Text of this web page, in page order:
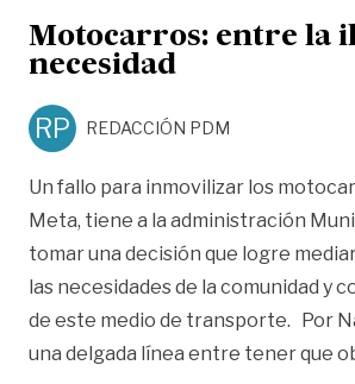
Motocarros: entre la
necesidad
RP REDACCIÓN PDM
Un fallo para inmovilizar los
Meta, tiene a la administración
tomar una decisión que logre
las necesidades de la comunidad y
de este medio de transporte. Por
una delgada línea entre tener que